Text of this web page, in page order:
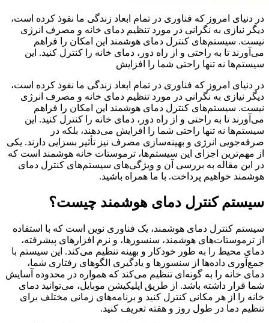
در دنیای امروز که فناوری در تمام ابعاد زندگی ما نفوذ کرده است،
دیگر نیازی به نگرانی در مورد تنظیم دمای خانه و مصرف انرژی
نیست. سیستم‌های کنترل دمای هوشمند این امکان را فراهم
می‌آورند تا به راحتی و از راه دور، دمای خانه را کنترل کنید. این
سیستم‌ها نه تنها راحتی شما را افزایش
در دنیای امروز که فناوری در تمام ابعاد زندگی ما نفوذ کرده است،
دیگر نیازی به نگرانی در مورد تنظیم دمای خانه و مصرف انرژی
نیست. سیستم‌های کنترل دمای هوشمند این امکان را فراهم
می‌آورند تا به راحتی و از راه دور، دمای خانه را کنترل کنید. این
سیستم‌ها نه تنها راحتی شما را افزایش می‌دهند، بلکه در
صرفه‌جویی انرژی و بهینه‌سازی مصرف نیز تأثیر بسزایی دارند. یکی
از مهم‌ترین اجزای این سیستم‌ها، ترموستات خانه هوشمند است که
در این مقاله به بررسی آن و ویژگی‌های سیستم‌های کنترل دمای
هوشمند خواهیم پرداخت. با ما همراه باشید.
سیستم کنترل دمای هوشمند چیست؟
سیستم کنترل دمای هوشمند، یک فناوری نوین است که با استفاده
از ترموستات‌های هوشمند، سنسورها، و نرم افزارهای پیشرفته،
دمای محیط را به طور خودکار و بهینه تنظیم می‌کند. این سیستم با
جمع‌آوری داده‌ها از سنسورها و یادگیری الگوهای رفتاری شما،
دمای خانه را به گونه‌ای تنظیم می‌کند که همواره در محدوده آسایش
شما قرار داشته باشد. از طریق اپلیکیشن موبایل، می‌توانید دمای
خانه را از هر مکانی کنترل کنید و برنامه‌های زمانی مختلف برای
تنظیم دما در طول روز و هفته تعریف کنید.